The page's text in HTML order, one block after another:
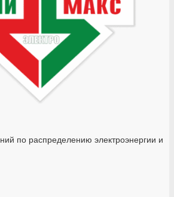
по распределению электроэнергии и